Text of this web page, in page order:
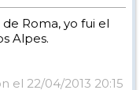
Roma, yo fui el
Alpes.
el 22/04/2013 20:15